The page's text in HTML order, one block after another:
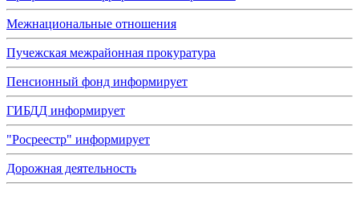
Межнациональные отношения
Пучежская межрайонная прокуратура
Пенсионный фонд информирует
ГИБДД информирует
"Росреестр" информирует
Дорожная деятельность